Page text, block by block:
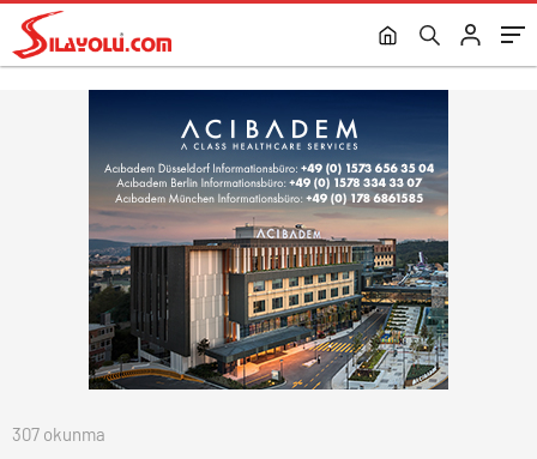
307 okunma